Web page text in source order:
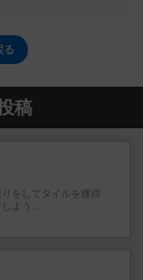
る
稿
をしてタイルを獲得
よう...